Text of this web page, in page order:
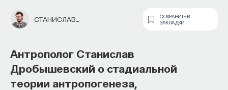
СТАНИСЛАВ
СОХРАНИТЬ В
ЗАКЛАДКИ
Антрополог Станислав
Дробышевский о стадиальной
теории антропогенеза,